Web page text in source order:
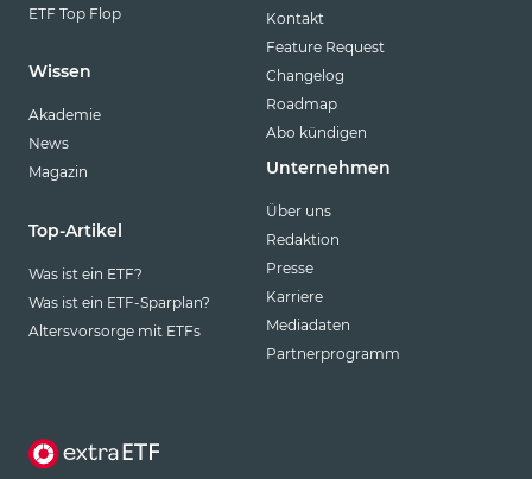
ETF Top Flop
Wissen
Akademie
News
Magazin
Top-Artikel
Was ist ein ETF?
Was ist ein ETF-Sparplan?
Altersvorsorge mit ETFs
Kontakt
Feature Request
Changelog
Roadmap
Abo kündigen
Unternehmen
Über uns
Redaktion
Presse
Karriere
Mediadaten
Partnerprogramm